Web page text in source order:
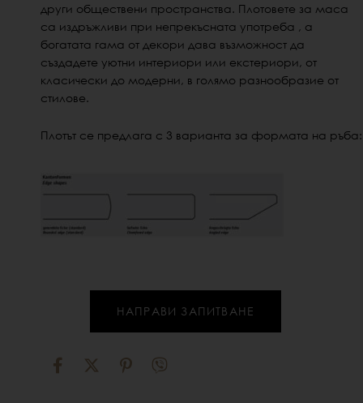
други обществени пространства. Плотовете за маса
са издръжливи при непрекъсната употреба , а
богатата гама от декори дава възможност да
създадете уютни интериори или екстериори, от
класически до модерни, в голямо разнообразие от
стилове.
Плотът се предлага с 3 варианта за формата на ръба:
НАПРАВИ ЗАПИТВАНЕ